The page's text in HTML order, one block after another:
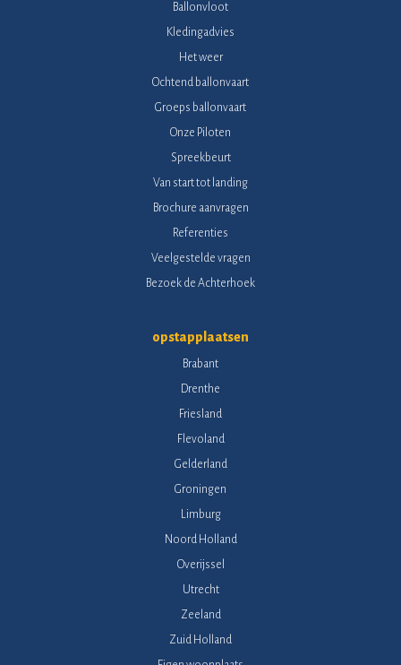
Ballonvloot
Kledingadvies
Het weer
Ochtend ballonvaart
Groeps ballonvaart
Onze Piloten
Spreekbeurt
Van start tot landing
Brochure aanvragen
Referenties
Veelgestelde vragen
Bezoek de Achterhoek
opstapplaatsen
Brabant
Drenthe
Friesland
Flevoland
Gelderland
Groningen
Limburg
Noord Holland
Overijssel
Utrecht
Zeeland
Zuid Holland